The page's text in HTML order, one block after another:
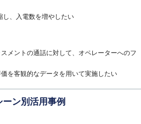
し、入電数を増やしたい
メントの通話に対して、オペレーターへのフ
を客観的なデータを用いて実施したい
ーン別活用事例